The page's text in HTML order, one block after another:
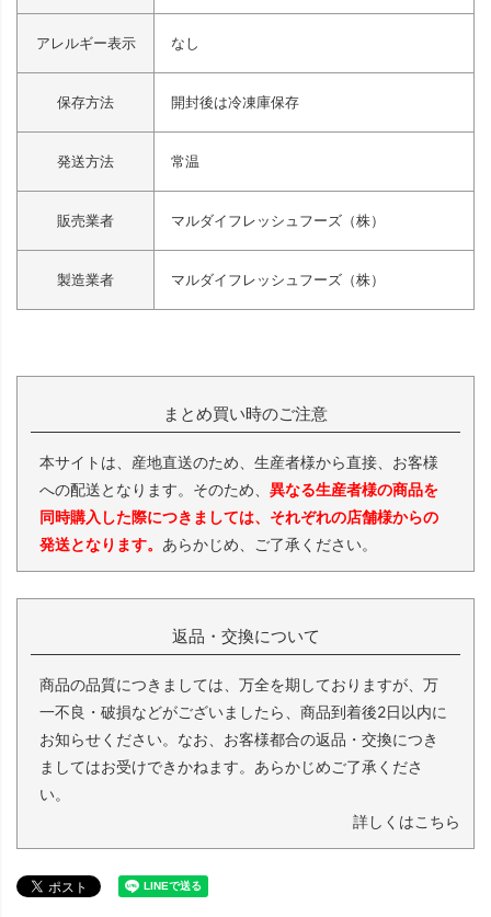
アレルギー表示 なし
保存方法 開封後は冷凍庫保存
発送方法 常温
販売業者 マルダイフレッシュフーズ（株）
製造業者 マルダイフレッシュフーズ（株）
まとめ買い時のご注意
本サイトは、産地直送のため、生産者様から直接、お客様
への配送となります。そのため、 異なる生産者様の商品を
同時購入した際につきましては、それぞれの店舗様からの
発送となります。 あらかじめ、ご了承ください。
返品・交換について
商品の品質につきましては、万全を期しておりますが、万
一不良・破損などがございましたら、商品到着後2日以内に
お知らせください。なお、お客様都合の返品・交換につき
ましてはお受けできかねます。あらかじめご了承くださ
い。
詳しくはこちら